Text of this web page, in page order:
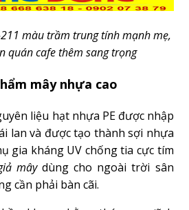
màu trầm trung tính mạnh mẹ,
quán cafe thêm sang trọng
mây nhựa cao
liệu hạt nhựa PE được nhập
lan và được tạo thành sợi nhựa
gia kháng UV chống tia cực tím
mâydùng cho ngoài trời sân
cần phải bàn cãi.